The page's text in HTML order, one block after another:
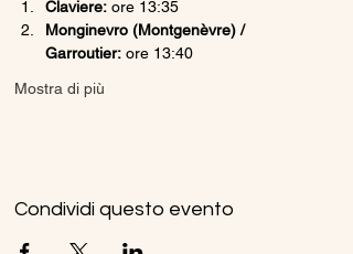
Claviere: ore 13:35
Monginevro (Montgenèvre) /
Garroutier: ore 13:40
Mostra di più
Condividi questo evento